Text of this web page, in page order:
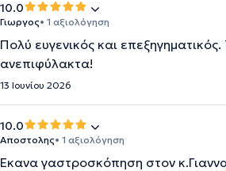
10.0
Γιωργος• 1 αξιολόγηση
Πολύ ευγενικός και
ανεπιφύλακτα!
13 Ιουνίου 2026
10.0
Αποστολης• 1 αξιολόγηση
Έκανα γαστροσκόπηση στον